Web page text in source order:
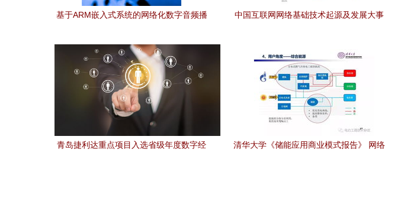
基于ARM嵌入式系统的网络化数字音频播
中国互联网网络基础技术起源及发展大事
青岛捷利达重点项目入选省级年度数字经
清华大学《储能应用商业模式报告》 网络